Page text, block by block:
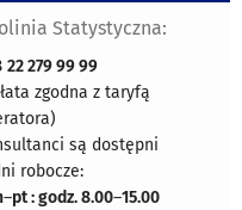
Statystyczna:
22 279 99 99
zgodna z taryfą
są dostępni
robocze:
–pt : godz. 8.00–15.00